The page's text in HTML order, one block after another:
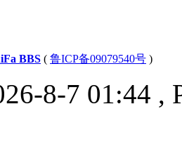
BBS ( 鲁ICP备09079540号 )
8-7 01:44 ,